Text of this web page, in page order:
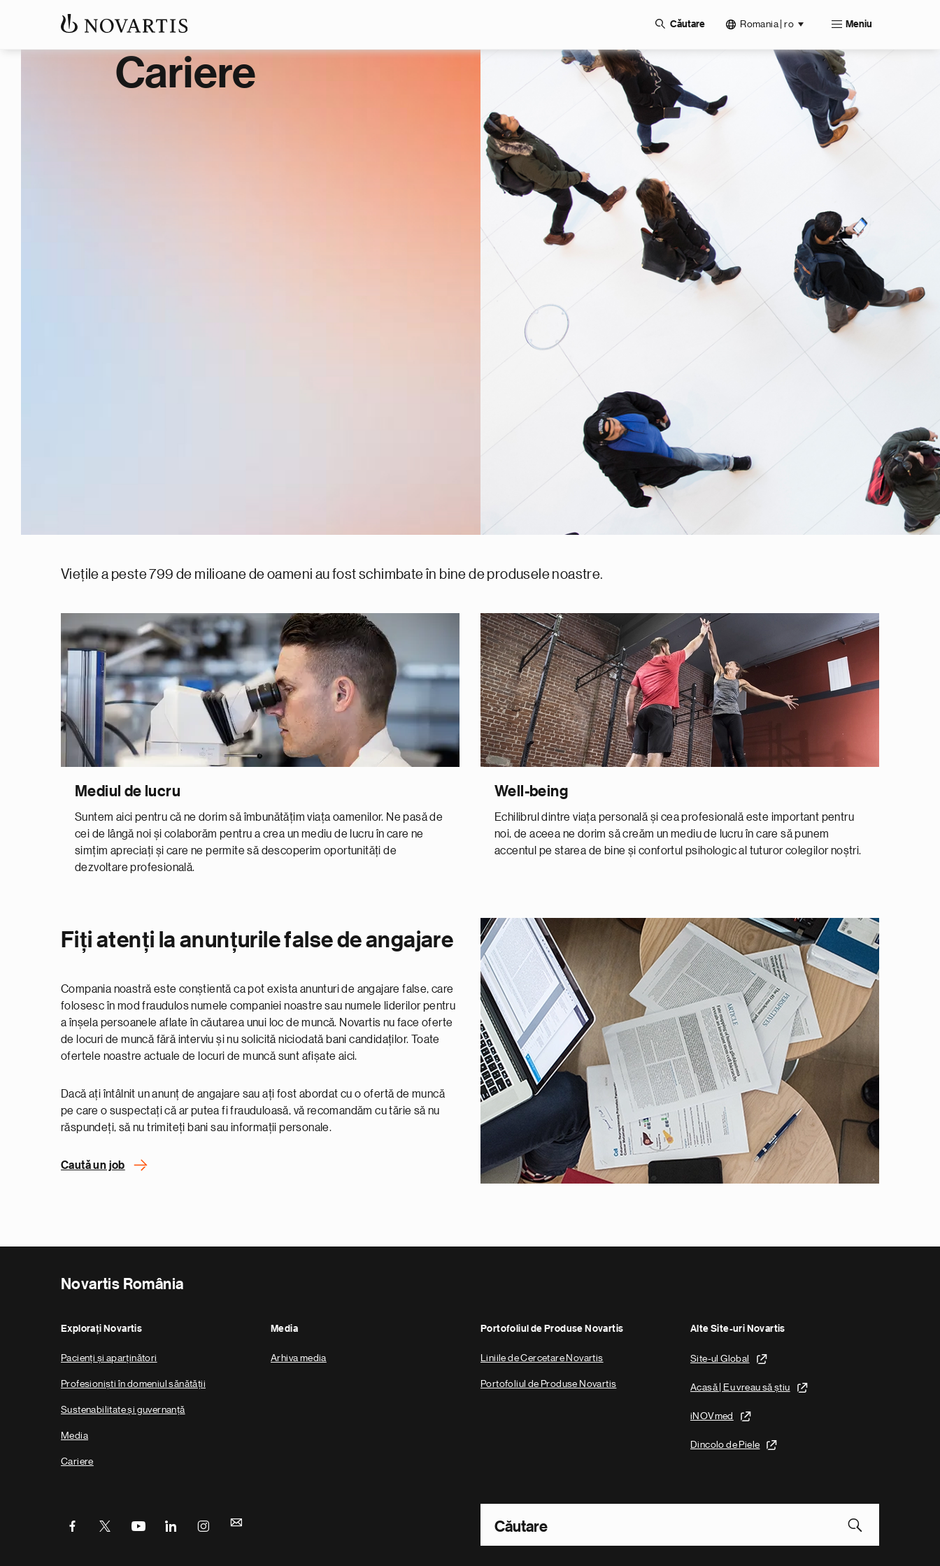
Căutare Romania | ro Meniu
Cariere
Viețile a peste 799 de milioane de oameni au fost schimbate în bine de produsele noastre.
Mediul de lucru
Suntem aici pentru că ne dorim să îmbunătățim viața oamenilor. Ne pasă de
cei de lângă noi și colaborăm pentru a crea un mediu de lucru în care ne
simțim apreciați și care ne permite să descoperim oportunități de
dezvoltare profesională.
Well-being
Echilibrul dintre viața personală și cea profesională este important pentru
noi, de aceea ne dorim să creăm un mediu de lucru în care să punem
accentul pe starea de bine și confortul psihologic al tuturor colegilor noștri.
Fiți atenți la anunțurile false de angajare
Compania noastră este conștientă ca pot exista anunturi de angajare false, care
folosesc în mod fraudulos numele companiei noastre sau numele liderilor pentru
a înșela persoanele aflate în căutarea unui loc de muncă. Novartis nu face oferte
de locuri de muncă fără interviu și nu solicită niciodată bani candidaților. Toate
ofertele noastre actuale de locuri de muncă sunt afișate aici.
Dacă ați întâlnit un anunț de angajare sau ați fost abordat cu o ofertă de muncă
pe care o suspectați că ar putea fi frauduloasă, vă recomandăm cu tărie să nu
răspundeți, să nu trimiteți bani sau informații personale.
Caută un job
Novartis România
Explorați Novartis
Pacienți și aparținători
Profesioniști în domeniul sănătății
Sustenabilitate și guvernanță
Media
Cariere
Media
Arhiva media
Portofoliul de Produse Novartis
Liniile de Cercetare Novartis
Portofoliul de Produse Novartis
Alte Site-uri Novartis
Site-ul Global
Acasă | Eu vreau să știu
iNOVmed
Dincolo de Piele